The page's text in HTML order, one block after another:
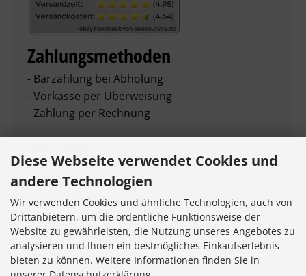
Zahlungsmethoden
- Barzahlung bei Abholung
- Vorkasse per Überweisung
- Zahlung per Rechnung
- Zahlung per PayPal
- Zahlung per Kreditkarte
- Zahlung per SEPA-Lastschrift
- Zahlung per "Später bezahlen"
- Zahlung per Ratenkauf
Diese Webseite verwendet Cookies und
andere Technologien
Wir verwenden Cookies und ähnliche Technologien, auch von
Drittanbietern, um die ordentliche Funktionsweise der
Website zu gewährleisten, die Nutzung unseres Angebotes zu
analysieren und Ihnen ein bestmögliches Einkaufserlebnis
bieten zu können. Weitere Informationen finden Sie in